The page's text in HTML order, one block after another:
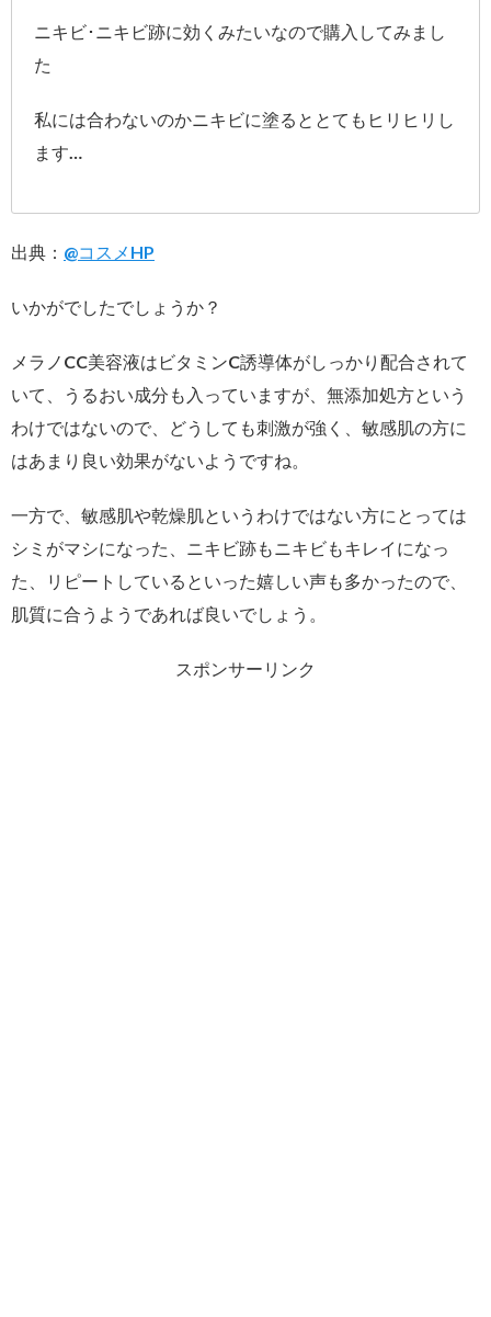
ニキビ･ニキビ跡に効くみたいなので購入してみまし
た
私には合わないのかニキビに塗るととてもヒリヒリし
ます…
出典： @コスメHP
いかがでしたでしょうか？
メラノCC美容液はビタミンC誘導体がしっかり配合されて
いて、うるおい成分も入っていますが、無添加処方という
わけではないので、どうしても刺激が強く、敏感肌の方に
はあまり良い効果がないようですね。
一方で、敏感肌や乾燥肌というわけではない方にとっては
シミがマシになった、ニキビ跡もニキビもキレイになっ
た、リピートしているといった嬉しい声も多かったので、
肌質に合うようであれば良いでしょう。
スポンサーリンク